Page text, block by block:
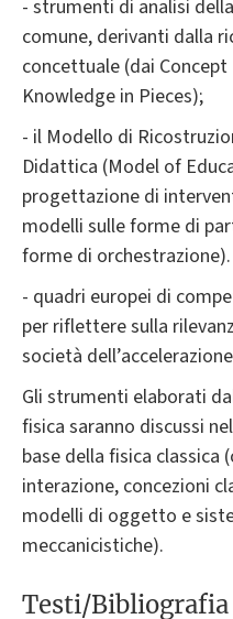
- strumenti di analisi
comune, derivanti dalla
concettuale (dai
Knowledge in Pieces);
- il Modello di
Didattica (Model of
progettazione di
modelli sulle forme di
forme di orchestrazione).
- quadri europei di
per riflettere sulla
società
Gli strumenti elaborati
fisica saranno discussi
base della fisica classica
interazione, concezioni
modelli di oggetto e
meccanicistiche).
Testi/Bibliografia